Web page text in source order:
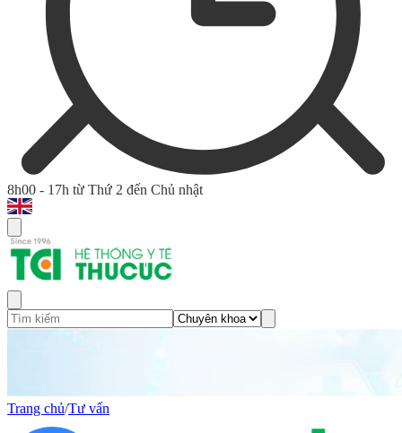
8h00 - 17h từ Thứ 2 đến Chủ nhật
Trang chủ/Tư vấn